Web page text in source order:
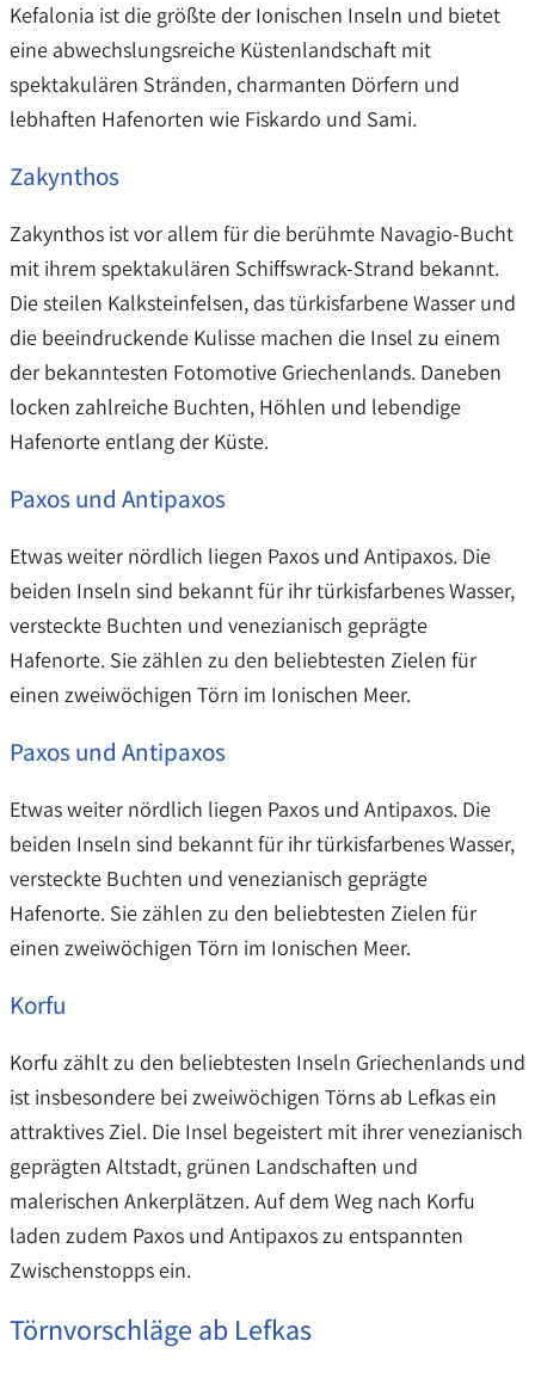
Kefalonia ist die größte der Ionischen Inseln und bietet
eine abwechslungsreiche Küstenlandschaft mit
spektakulären Stränden, charmanten Dörfern und
lebhaften Hafenorten wie Fiskardo und Sami.
Zakynthos
Zakynthos ist vor allem für die berühmte Navagio-Bucht
mit ihrem spektakulären Schiffswrack-Strand bekannt.
Die steilen Kalksteinfelsen, das türkisfarbene Wasser und
die beeindruckende Kulisse machen die Insel zu einem
der bekanntesten Fotomotive Griechenlands. Daneben
locken zahlreiche Buchten, Höhlen und lebendige
Hafenorte entlang der Küste.
Paxos und Antipaxos
Etwas weiter nördlich liegen Paxos und Antipaxos. Die
beiden Inseln sind bekannt für ihr türkisfarbenes Wasser,
versteckte Buchten und venezianisch geprägte
Hafenorte. Sie zählen zu den beliebtesten Zielen für
einen zweiwöchigen Törn im Ionischen Meer.
Paxos und Antipaxos
Etwas weiter nördlich liegen Paxos und Antipaxos. Die
beiden Inseln sind bekannt für ihr türkisfarbenes Wasser,
versteckte Buchten und venezianisch geprägte
Hafenorte. Sie zählen zu den beliebtesten Zielen für
einen zweiwöchigen Törn im Ionischen Meer.
Korfu
Korfu zählt zu den beliebtesten Inseln Griechenlands und
ist insbesondere bei zweiwöchigen Törns ab Lefkas ein
attraktives Ziel. Die Insel begeistert mit ihrer venezianisch
geprägten Altstadt, grünen Landschaften und
malerischen Ankerplätzen. Auf dem Weg nach Korfu
laden zudem Paxos und Antipaxos zu entspannten
Zwischenstopps ein.
Törnvorschläge ab Lefkas